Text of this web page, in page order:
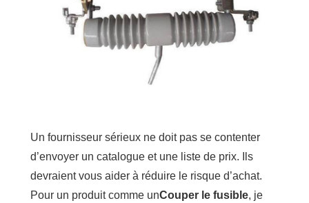
Un fournisseur sérieux ne doit pas se contenter
d’envoyer un catalogue et une liste de prix. Ils
devraient vous aider à réduire le risque d’achat.
Pour un produit comme unCouper le fusible, je